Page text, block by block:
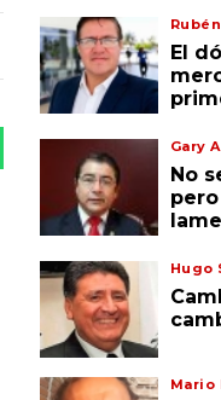
El
Gary
No
Hugo
Mario